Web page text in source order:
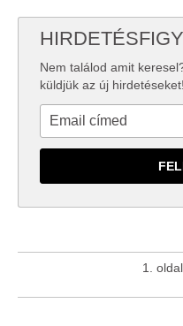
Nem találod amit
küldjük az új hirdetéseket!
1.